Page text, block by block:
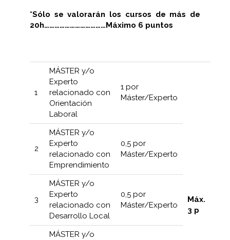
*Sólo se valorarán los cursos de más de
20h………………………………Máximo 6 puntos
1
MÁSTER y/o
Experto
relacionado con
Orientación
Laboral
1 por
Máster/Experto
Máx.
3 p
2
MÁSTER y/o
Experto
relacionado con
Emprendimiento
0,5 por
Máster/Experto
3
MÁSTER y/o
Experto
relacionado con
Desarrollo Local
0,5 por
Máster/Experto
MÁSTER y/o